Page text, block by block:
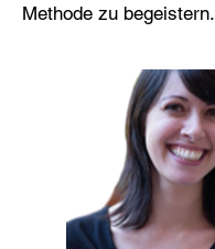
Methode zu begeistern.